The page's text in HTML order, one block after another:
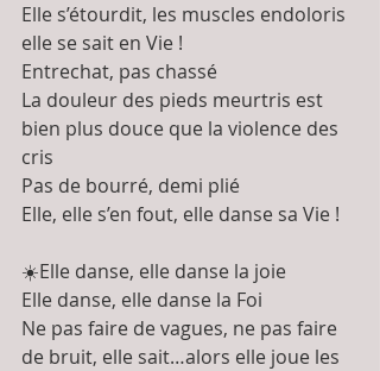
Elle s’étourdit, les muscles endoloris
elle se sait en Vie !
Entrechat, pas chassé
La douleur des pieds meurtris est
bien plus douce que la violence des
cris
Pas de bourré, demi plié
Elle, elle s’en fout, elle danse sa Vie !
☀️Elle danse, elle danse la joie
Elle danse, elle danse la Foi
Ne pas faire de vagues, ne pas faire
de bruit, elle sait…alors elle joue les